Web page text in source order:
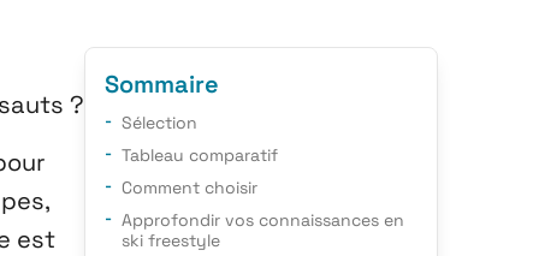
?
est
Sommaire
Sélection
Tableau comparatif
Comment choisir
Approfondir vos connaissances en
ski freestyle